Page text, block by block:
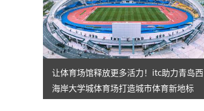
让体育场馆释放更多活力！itc助力青岛西
海岸大学城体育场打造城市体育新地标